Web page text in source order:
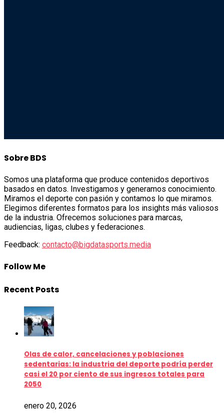
Sobre BDS
Somos una plataforma que produce contenidos deportivos
basados en datos. Investigamos y generamos conocimiento.
Miramos el deporte con pasión y contamos lo que miramos.
Elegimos diferentes formatos para los insights más valiosos
de la industria. Ofrecemos soluciones para marcas,
audiencias, ligas, clubes y federaciones.
Feedback: contacto@bigdatasports.media
Follow Me
Recent Posts
Olas de calor, cancelaciones y poblaciones
sedentarias: la industria del deporte podría perder
casi el 20 por ciento de sus ingresos totales para
2050
enero 20, 2026